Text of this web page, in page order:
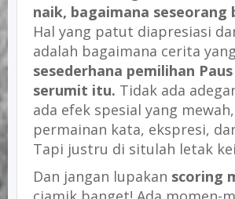
naik, bagaimana seseorang
Hal yang patut diapresiasi
adalah bagaimana cerita yang
sesederhana pemilihan
serumit itu. Tidak ada
ada efek spesial yang
permainan kata, ekspresi,
Tapi justru di situlah letak
Dan jangan lupakan scoring